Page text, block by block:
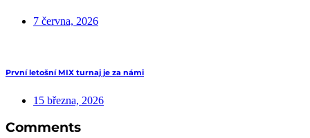
7 června, 2026
První letošní MIX turnaj je za námi
15 března, 2026
Comments